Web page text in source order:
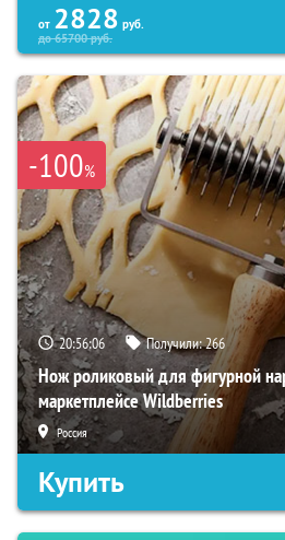
от 2828 руб.
до65700руб.
-100%
20:56:05 Получили:266
Нож роликовый для фигурной
маркетплейсе Wildberries
Россия
Купить